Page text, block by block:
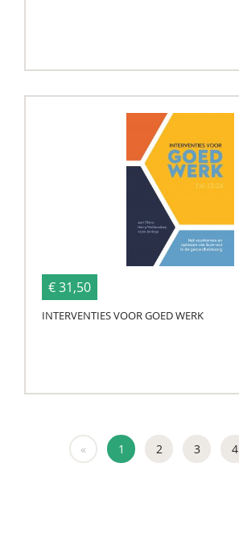
€ 31,50
INTERVENTIES VOOR GOED WERK
« 1 2 3 4